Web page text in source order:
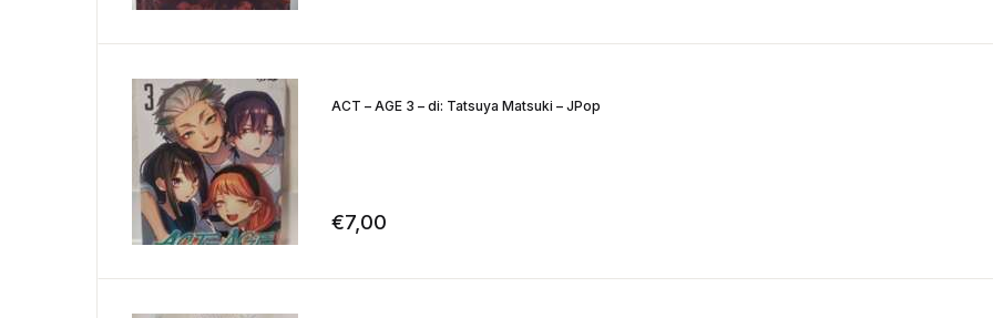
ACT – AGE 3 – di: Tatsuya Matsuki – JPop
€7,00